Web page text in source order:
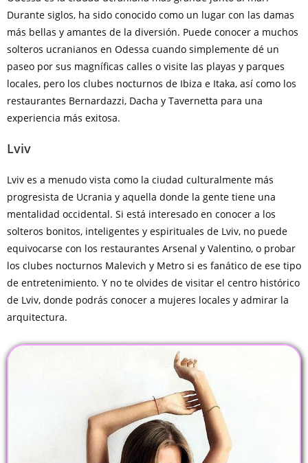
Durante siglos, ha sido conocido como un lugar con las damas
más bellas y amantes de la diversión. Puede conocer a muchos
solteros ucranianos en Odessa cuando simplemente dé un
paseo por sus magníficas calles o visite las playas y parques
locales, pero los clubes nocturnos de Ibiza e Itaka, así como los
restaurantes Bernardazzi, Dacha y Tavernetta para una
experiencia más exitosa.
Lviv
Lviv es a menudo vista como la ciudad culturalmente más
progresista de Ucrania y aquella donde la gente tiene una
mentalidad occidental. Si está interesado en conocer a los
solteros bonitos, inteligentes y espirituales de Lviv, no puede
equivocarse con los restaurantes Arsenal y Valentino, o probar
los clubes nocturnos Malevich y Metro si es fanático de ese tipo
de entretenimiento. Y no te olvides de visitar el centro histórico
de Lviv, donde podrás conocer a mujeres locales y admirar la
arquitectura.